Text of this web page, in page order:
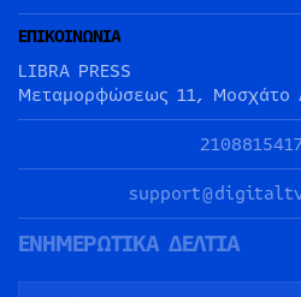
ΕΠΙΚΟΙΝΩΝΙΑ
LIBRA PRESS
Μεταμορφώσεως 11, Μοσχάτο
ΕΝΗΜΕΡΩΤΙΚΑ ΔΕΛΤΙΑ